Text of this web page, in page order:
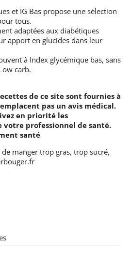
et IG Bas propose une sélection
tous.
adaptées aux diabétiques
apport en glucides dans leur
à Index glycémique bas, sans
carb.
de ce site sont fournies à
pas un avis médical.
en priorité les
votre professionnel de santé.
santé
manger trop gras, trop sucré,